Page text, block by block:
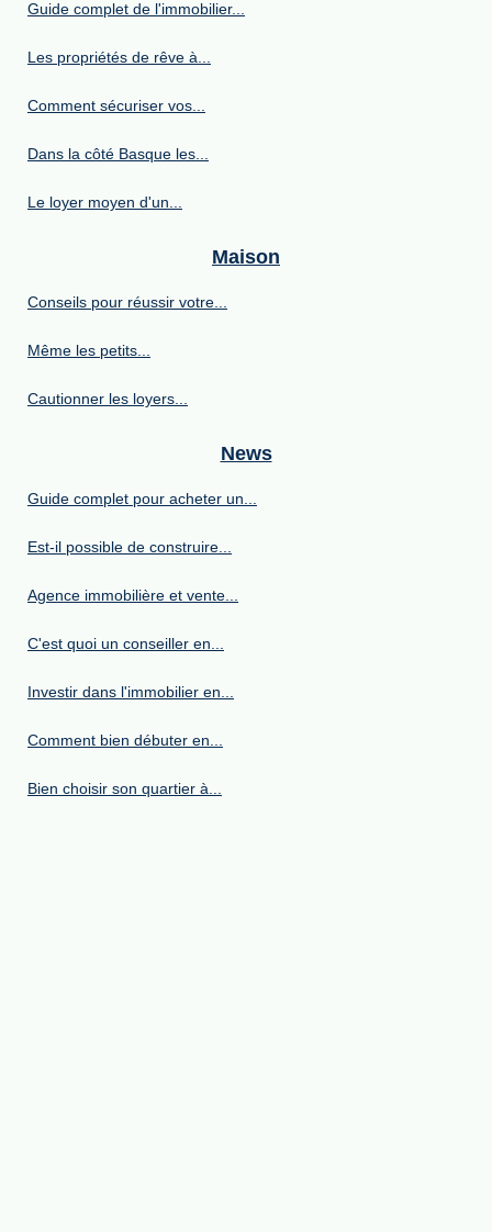
Guide complet de l'immobilier...
Les propriétés de rêve à...
Comment sécuriser vos...
Dans la côté Basque les...
Le loyer moyen d'un...
Maison
Conseils pour réussir votre...
Même les petits...
Cautionner les loyers...
News
Guide complet pour acheter un...
Est-il possible de construire...
Agence immobilière et vente...
C'est quoi un conseiller en...
Investir dans l'immobilier en...
Comment bien débuter en...
Bien choisir son quartier à...